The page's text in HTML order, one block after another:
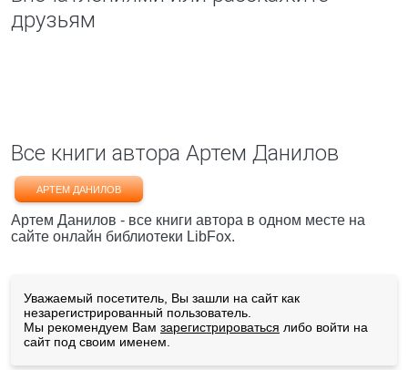
друзьям
Все книги автора Артем Данилов
АРТЕМ ДАНИЛОВ
Артем Данилов - все книги автора в одном месте на
сайте онлайн библиотеки LibFox.
Уважаемый посетитель, Вы зашли на сайт как
незарегистрированный пользователь.
Мы рекомендуем Вам зарегистрироваться либо войти на
сайт под своим именем.